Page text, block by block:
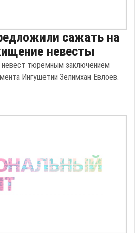
сажать на
невесты
невест тюремным заключением
Ингушетии Зелимхан Евлоев.